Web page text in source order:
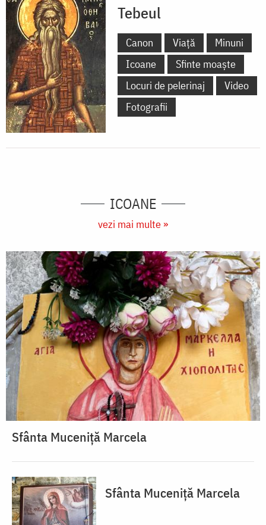
Tebeul
Canon Viață
Minuni
Icoane
Sfinte moaște
Locuri de pelerinaj
Video
Fotografii
ICOANE
vezi mai multe »
Sfânta Muceniță Marcela
Sfânta Muceniță Marcela